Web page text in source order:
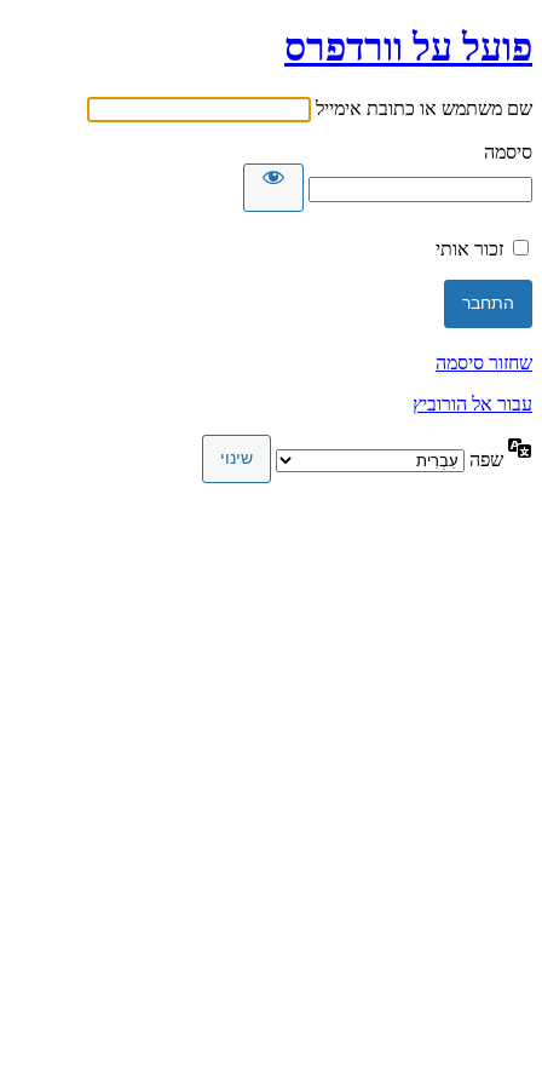
פועל על וורדפרס
שם משתמש או כתובת אימייל
סיסמה
זכור אותי
שחזור סיסמה
עבור אל הורוביץ
שפה